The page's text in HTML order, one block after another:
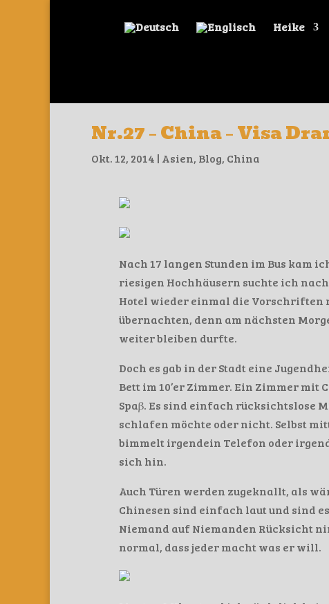
Heike
Nr.27 – China – Visa
Okt. 12, 2014 | Asien, Blog, China
Nach 17 langen Stunden im Bus kam
riesigen Hochhäusern suchte ich
Hotel wieder einmal die Vorschriften
übernachten, denn am nächsten
weiter bleiben durfte.
Doch es gab in der Stadt eine
Bett im 10’er Zimmer. Ein Zimmer
Spaβ. Es sind einfach rücksichtslose
schlafen möchte oder nicht. Selbst
bimmelt irgendein Telefon oder
sich hin.
Auch Türen werden zugeknallt, als
Chinesen sind einfach laut und sind
Niemand auf Niemanden Rücksicht
normal, dass jeder macht was er will.